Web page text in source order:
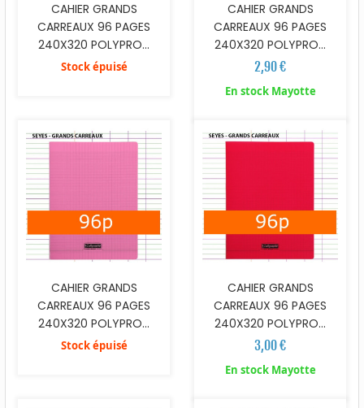
CAHIER GRANDS
CARREAUX 96 PAGES
240X320 POLYPRO...
Stock épuisé
CAHIER GRANDS
CARREAUX 96 PAGES
240X320 POLYPRO...
2,90 €
En stock Mayotte
CAHIER GRANDS
CARREAUX 96 PAGES
240X320 POLYPRO...
Stock épuisé
CAHIER GRANDS
CARREAUX 96 PAGES
240X320 POLYPRO...
3,00 €
En stock Mayotte